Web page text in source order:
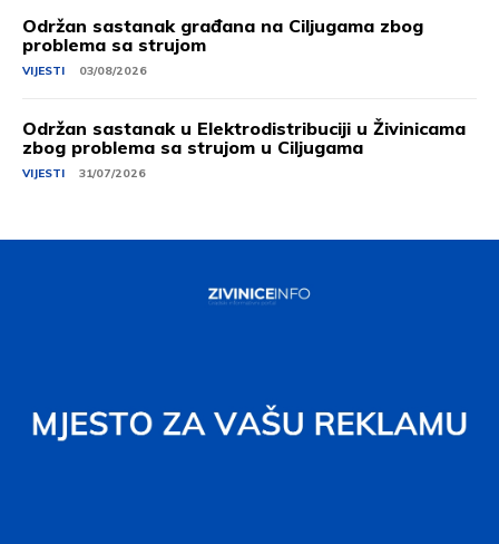
Održan sastanak građana na Ciljugama zbog
problema sa strujom
VIJESTI 03/08/2026
Održan sastanak u Elektrodistribuciji u Živinicama
zbog problema sa strujom u Ciljugama
VIJESTI 31/07/2026